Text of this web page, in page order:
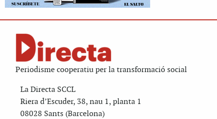
Periodisme cooperatiu per la transformació social
La Directa SCCL
Riera d’Escuder, 38, nau 1, planta 1
08028 Sants (Barcelona)